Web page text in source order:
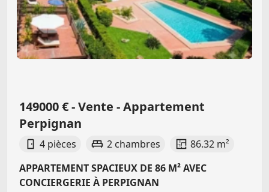
149000 € - Vente - Appartement
Perpignan
4 pièces 2 chambres
86.32 m²
APPARTEMENT SPACIEUX DE 86 M² AVEC
CONCIERGERIE À PERPIGNAN